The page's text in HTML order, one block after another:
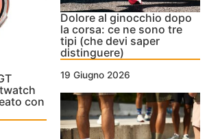
con
Dolore al ginocchio dopo
la corsa: ce ne sono tre
tipi (che devi saper
distinguere)
19 Giugno 2026